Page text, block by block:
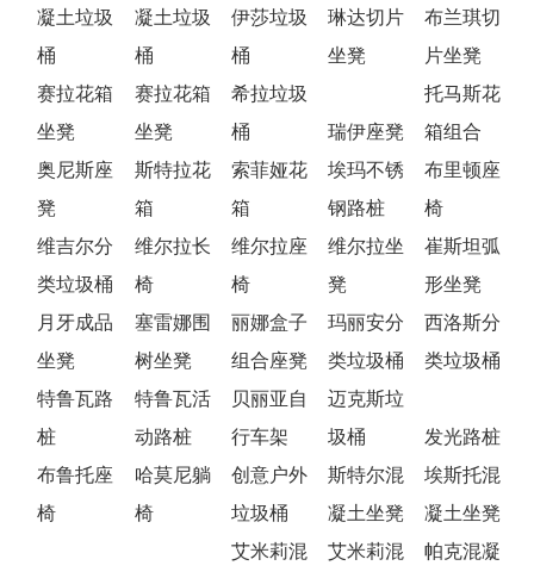
凝土垃圾
桶
凝土垃圾
桶
伊莎垃圾
桶
琳达切片
坐凳
布兰琪切
片坐凳
赛拉花箱
坐凳
赛拉花箱
坐凳
希拉垃圾
桶
瑞伊座凳
托马斯花
箱组合
奥尼斯座
凳
斯特拉花
箱
索菲娅花
箱
埃玛不锈
钢路桩
布里顿座
椅
维吉尔分
类垃圾桶
维尔拉长
椅
维尔拉座
椅
维尔拉坐
凳
崔斯坦弧
形坐凳
月牙成品
坐凳
塞雷娜围
树坐凳
丽娜盒子
组合座凳
玛丽安分
类垃圾桶
西洛斯分
类垃圾桶
特鲁瓦路
桩
特鲁瓦活
动路桩
贝丽亚自
行车架
迈克斯垃
圾桶
发光路桩
布鲁托座
椅
哈莫尼躺
椅
创意户外
垃圾桶
斯特尔混
凝土坐凳
埃斯托混
凝土坐凳
艾米莉混
艾米莉混
帕克混凝